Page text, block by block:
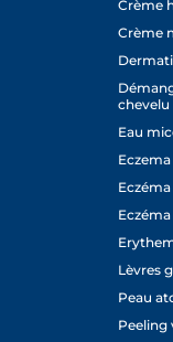
Crème
Crème
chevelu
Eau
Lèvres
Peau
Peeling